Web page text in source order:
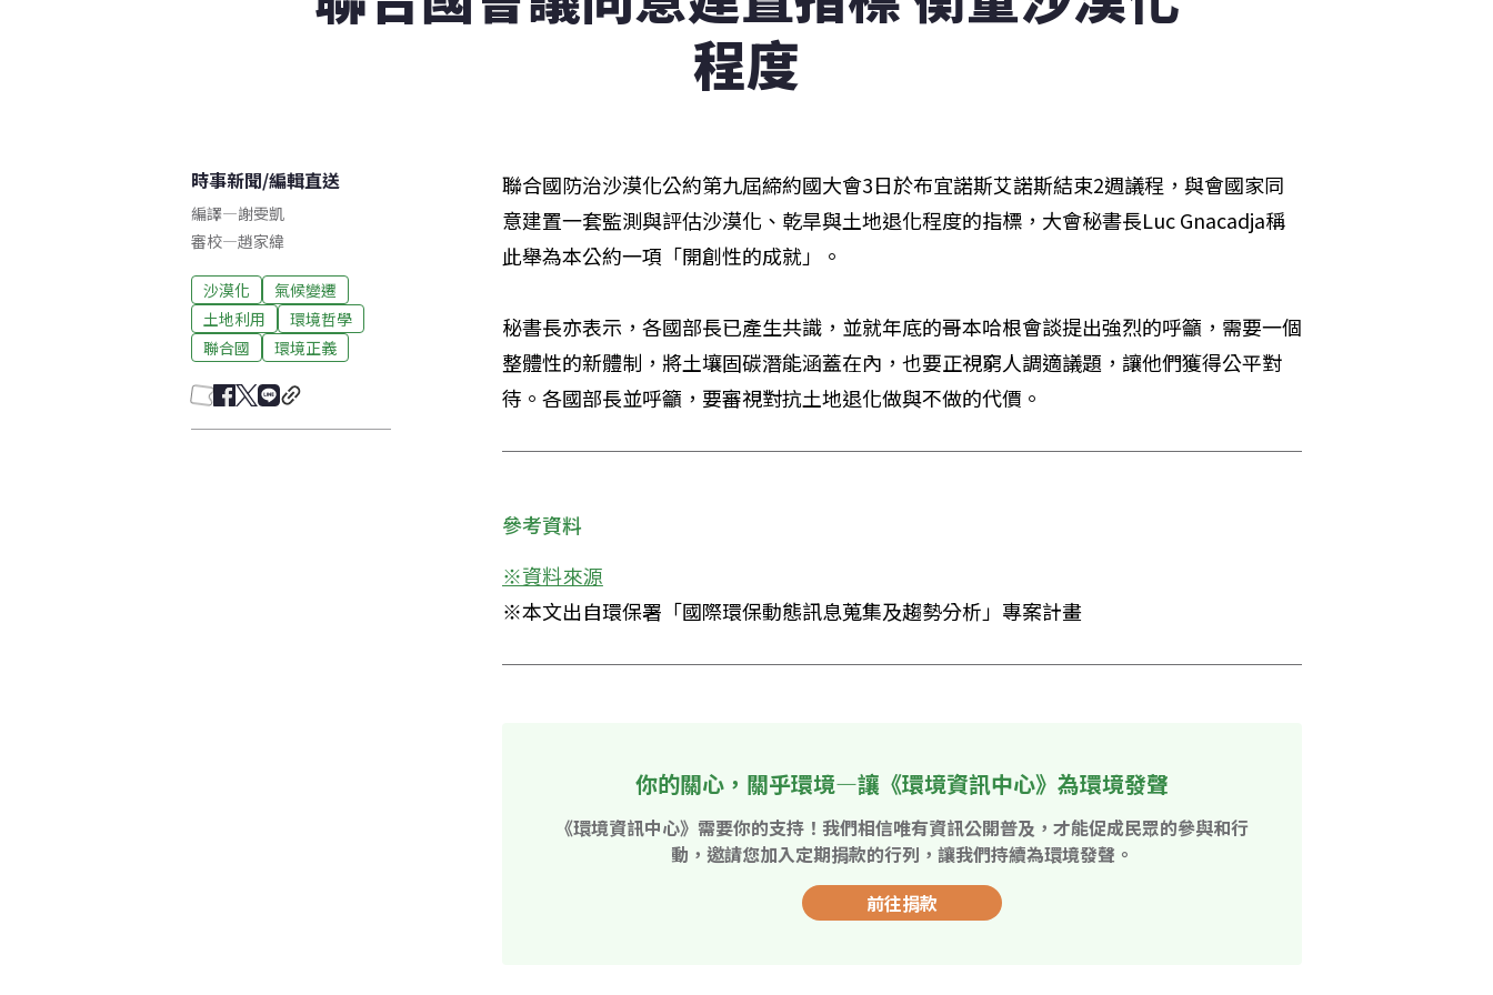
程度
時事新聞/編輯直送
編譯—謝雯凱
審校—趙家緯
沙漠化
氣候變遷
土地利用
環境哲學
聯合國
環境正義
聯合國防治沙漠化公約第九屆締約國大會3日於布宜諾斯艾諾斯結束2週議程，與會國家同
意建置一套監測與評估沙漠化、乾旱與土地退化程度的指標，大會秘書長Luc Gnacadja稱
此舉為本公約一項「開創性的成就」。
秘書長亦表示，各國部長已產生共識，並就年底的哥本哈根會談提出強烈的呼籲，需要一個
整體性的新體制，將土壤固碳潛能涵蓋在內，也要正視窮人調適議題，讓他們獲得公平對
待。各國部長並呼籲，要審視對抗土地退化做與不做的代價。
參考資料
※資料來源
※本文出自環保署「國際環保動態訊息蒐集及趨勢分析」專案計畫
你的關心，關乎環境—讓《環境資訊中心》為環境發聲
《環境資訊中心》需要你的支持！我們相信唯有資訊公開普及，才能促成民眾的參與和行
動，邀請您加入定期捐款的行列，讓我們持續為環境發聲。
前往捐款